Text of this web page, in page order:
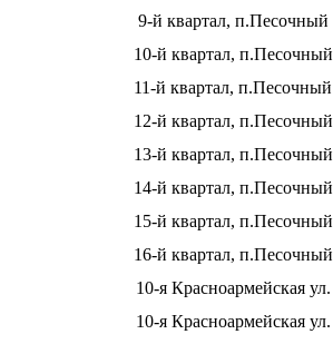
9-й квартал, п.Песочный
10-й квартал, п.Песочный
11-й квартал, п.Песочный
12-й квартал, п.Песочный
13-й квартал, п.Песочный
14-й квартал, п.Песочный
15-й квартал, п.Песочный
16-й квартал, п.Песочный
10-я Красноармейская ул.
10-я Красноармейская ул.